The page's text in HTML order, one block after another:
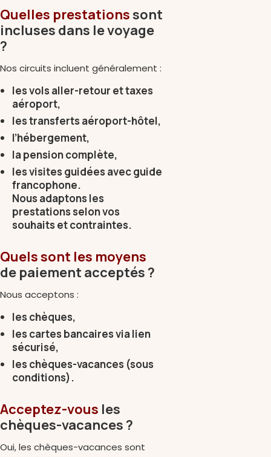
Quelles prestationssont
incluses dans le voyage
?
Nos circuits incluent généralement :
les vols aller-retour et taxes
aéroport,
les transferts aéroport-hôtel,
l’hébergement,
la pension complète,
les visites guidées avec guide
francophone.
Nous adaptons les
prestations selon vos
souhaits et contraintes.
Quels sont les moyens
de paiement acceptés ?
Nous acceptons :
les chèques,
les cartes bancaires via lien
sécurisé,
les chèques-vacances (sous
conditions).
Acceptez-vous les
chèques-vacances ?
Oui, les chèques-vacances sont